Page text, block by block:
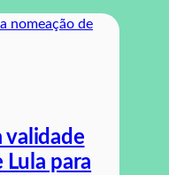
validade
Lula para